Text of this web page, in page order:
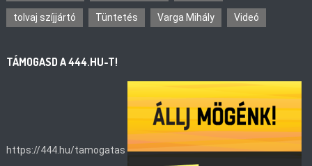
tolvaj szíjjártó Tüntetés Varga Mihály Videó
TÁMOGASD A 444.HU-T!
https://444.hu/tamogatas